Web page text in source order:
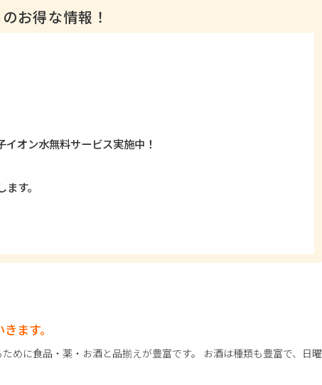
お得な情報！
オン水無料サービス実施中！
す。
ます。
めに食品・薬・お酒と品揃えが豊富です。 お酒は種類も豊富で、日曜